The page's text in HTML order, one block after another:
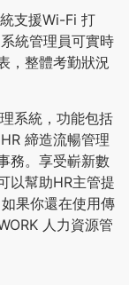
支援Wi-Fi 打
統管理員可實時
，整體考勤狀況
系統，功能包括
締造流暢管理
務。享受嶄新數
以幫助HR主管提
果你還在使用傳
人力資源管